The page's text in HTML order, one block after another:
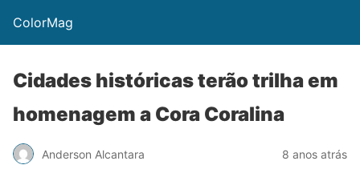
ColorMag
Cidades históricas terão trilha em
homenagem a Cora Coralina
Anderson Alcantara 8 anos atrás